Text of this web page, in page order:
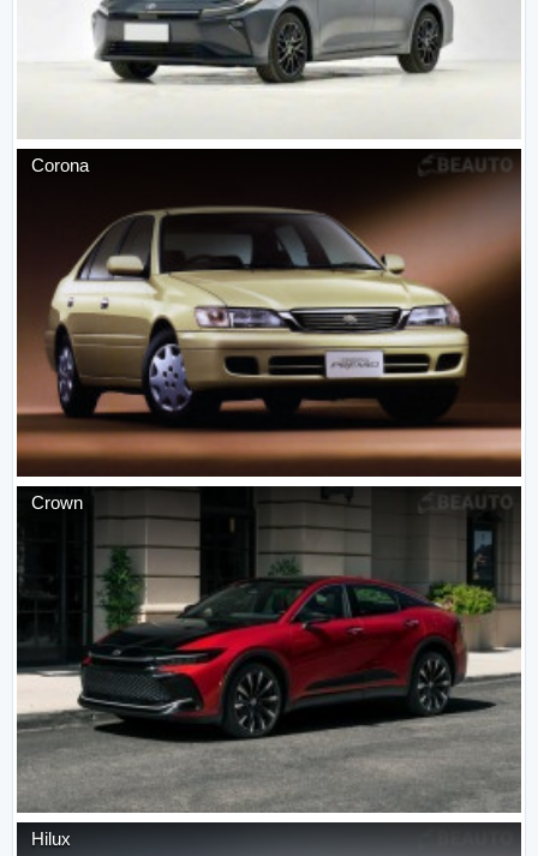
Corona
Crown
Hilux